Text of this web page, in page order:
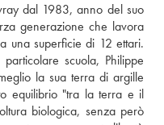
dal 1983, anno del suo
generazione che lavora
una superficie di 12 ettari.
scuola, Philippe
la sua terra di argille
equilibrio "tra la terra e il
biologica, senza però